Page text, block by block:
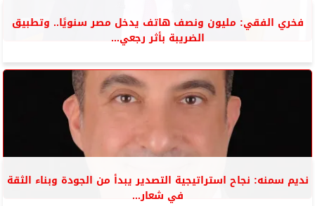
فخري الفقي: مليون ونصف هاتف يدخل مصر سنويًا.. وتطبيق
الضريبة بأثر رجعي...
نديم سمنه: نجاح استراتيجية التصدير يبدأ من الجودة وبناء الثقة
في شعار...